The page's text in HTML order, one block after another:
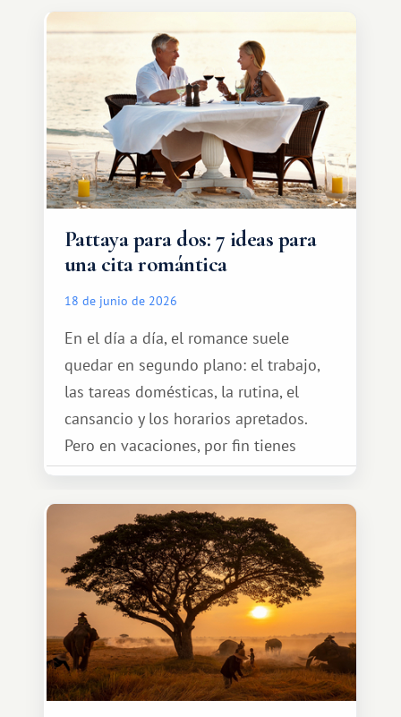
tranquilamente hasta el complejo
turístico.
Pattaya para dos: 7 ideas para
una cita romántica
18 de junio de 2026
En el día a día, el romance suele
quedar en segundo plano: el trabajo,
las tareas domésticas, la rutina, el
cansancio y los horarios apretados.
Pero en vacaciones, por fin tienes
espacio para dos y ganas de hacer algo
especial por tu pareja. No tiene por
qué ser algo grandioso, pero sí algo
cálido y memorable.